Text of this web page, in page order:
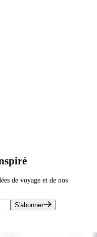
de voyage et de nos
S'abonner